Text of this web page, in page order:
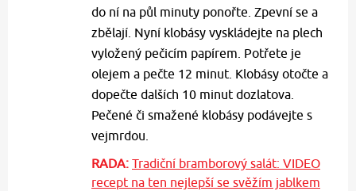
do ní na půl minuty ponořte. Zpevní se a
zbělají. Nyní klobásy vyskládejte na plech
vyložený pečicím papírem. Potřete je
olejem a pečte 12 minut. Klobásy otočte a
dopečte dalších 10 minut dozlatova.
Pečené či smažené klobásy podávejte s
vejmrdou.
RADA: Tradiční bramborový salát: VIDEO
recept na ten nejlepší se svěžím jablkem